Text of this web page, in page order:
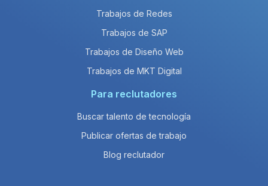
Trabajos de Redes
Trabajos de SAP
Trabajos de Diseño Web
Trabajos de MKT Digital
Para reclutadores
Buscar talento de tecnología
Publicar ofertas de trabajo
Blog reclutador